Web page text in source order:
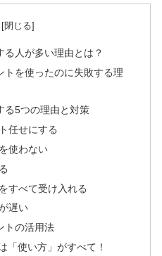
人が多い理由とは？
を使ったのに失敗する理
る5つの理由と対策
任せにする
使わない
すべて受け入れる
遅い
トの活用法
「使い方」がすべて！